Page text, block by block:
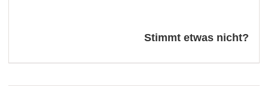
Stimmt etwas nicht?